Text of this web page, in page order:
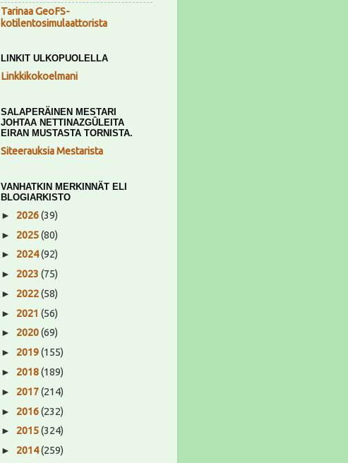
Tarinaa GeoFS-
kotilentosimulaattorista
LINKIT ULKOPUOLELLA
Linkkikokoelmani
SALAPERÄINEN MESTARI
JOHTAA NETTINAZGÛLEITA
EIRAN MUSTASTA TORNISTA.
Siteerauksia Mestarista
VANHATKIN MERKINNÄT ELI
BLOGIARKISTO
► 2026(39)
► 2025(80)
► 2024(92)
► 2023 (75)
► 2022(58)
► 2021 (56)
► 2020(69)
► 2019(155)
► 2018(189)
► 2017(214)
► 2016(232)
► 2015(324)
► 2014(259)